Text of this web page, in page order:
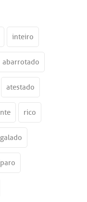
inteiro
abarrotado
atestado
rico